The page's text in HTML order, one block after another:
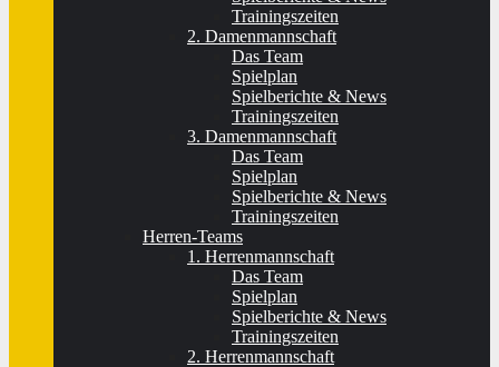
Trainingszeiten
2. Damenmannschaft
Das Team
Spielplan
Spielberichte & News
Trainingszeiten
3. Damenmannschaft
Das Team
Spielplan
Spielberichte & News
Trainingszeiten
Herren-Teams
1. Herrenmannschaft
Das Team
Spielplan
Spielberichte & News
Trainingszeiten
2. Herrenmannschaft